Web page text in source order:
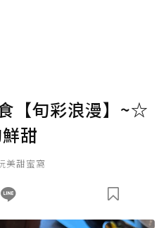
【旬彩浪漫】~☆
甜
美甜蜜窩